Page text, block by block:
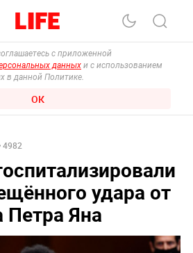
с приложенной
данных и с использованием
в данной Политике.
ОК
4982
удара от
Петра Яна